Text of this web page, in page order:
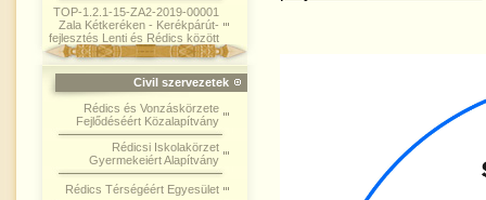
TOP-1.2.1-15-ZA2-2019-00001
Zala Kétkeréken - Kerékpárút-
fejlesztés Lenti és Rédics között
Civil szervezetek
Rédics és Vonzáskörzete
Fejlődéséért Közalapítvány
Rédicsi Iskolakörzet
Gyermekeiért Alapítvány
Rédics Térségéért Egyesület